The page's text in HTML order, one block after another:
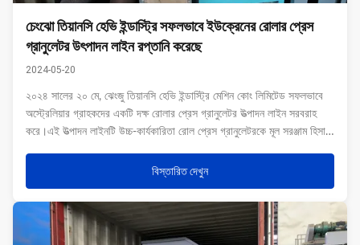
চেংঝো তিয়ানসি হেভি ইন্ডাস্ট্রি সফলভাবে ইউক্রেনের রোলার প্রেস
গ্রানুলেটর উৎপাদন লাইন রপ্তানি করেছে
2024-05-20
২০২৪ সালের ২০ মে, ঝেংজু তিয়ানসি হেভি ইন্ডাস্ট্রি মেশিন কোং লিমিটেড সফলভাবে
অস্ট্রেলিয়ার গ্রাহকদের একটি দক্ষ রোলার প্রেস গ্রানুলেটর উত্পাদন লাইন সরবরাহ
করে।এই উত্পাদন লাইনটি উচ্চ-কার্যকারিতা রোল প্রেস গ্রানুলেটরকে মূল সরঞ্জাম হিসাবে
বিস্তারিত দেখুন